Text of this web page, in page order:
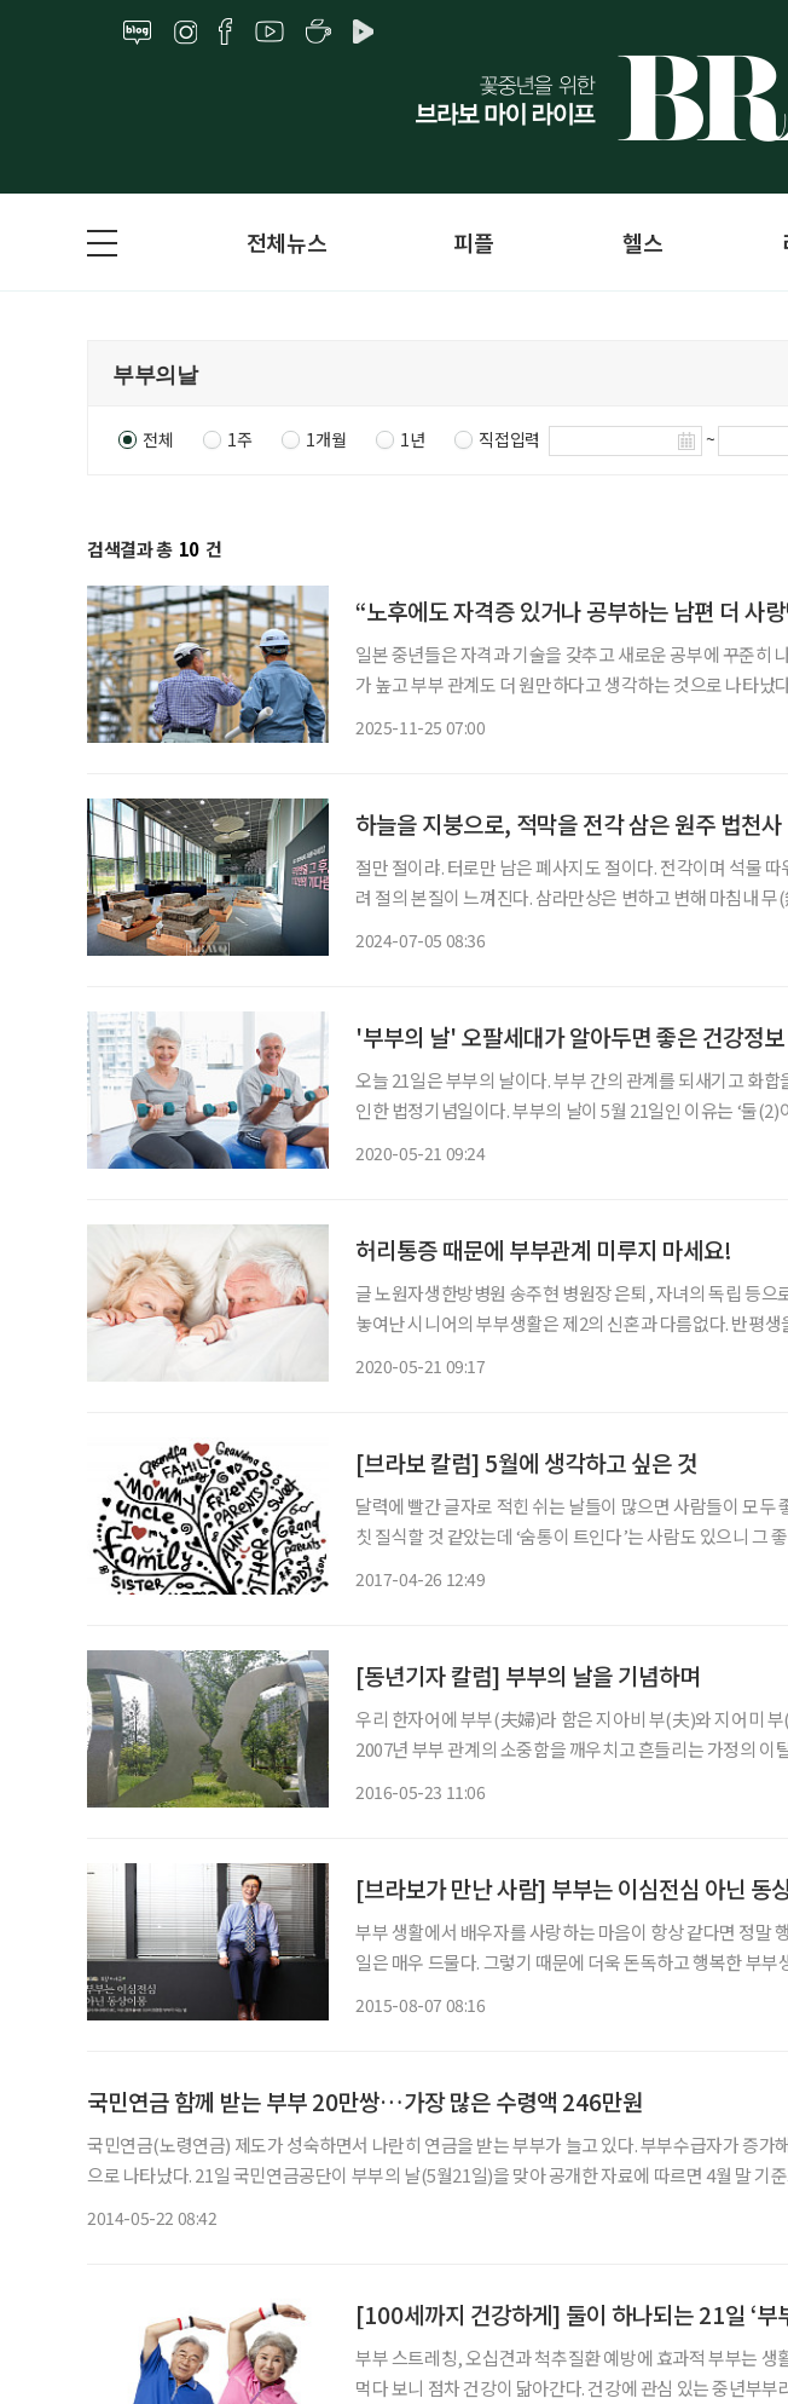
전체뉴스 피플 헬스
전체 1주 1개월 1년 직접입력 ~
검색결과 총 10 건
“노후에도 자격증 있거나 공부하는 남편 더 사
일본 중년들은 자격과 기술을 갖추고 새로운 공부에 꾸준히
가 높고 부부 관계도 더 원만하다고 생각하는 것으로 나타났
2025-11-25 07:00
하늘을 지붕으로, 적막을 전각 삼은 원주 법천
절만 절이랴. 터로만 남은 폐사지도 절이다. 전각이며 석물
려 절의 본질이 느껴진다. 삼라만상은 변하고 변해 마침내 무
2024-07-05 08:36
'부부의 날' 오팔세대가 알아두면 좋은 건강정보
오늘 21일은 부부의 날이다. 부부 간의 관계를 되새기고 화
인한 법정기념일이다. 부부의 날이 5월 21일인 이유는 ‘둘
2020-05-21 09:24
허리통증 때문에 부부관계 미루지 마세요!
글 노원자생한방병원 송주현 병원장 은퇴, 자녀의 독립 등으로 그동안 짊어졌던 의무로부터
놓여난 시니어의 부부생활은 제2의 신혼과 다름없다. 반평
2020-05-21 09:17
[브라보 칼럼] 5월에 생각하고 싶은 것
달력에 빨간 글자로 적힌 쉬는 날들이 많으면 사람들이 모두
칫 질식할 것 같았는데 ‘숨통이 트인다’는 사람도 있으니 그
2017-04-26 12:49
[동년기자 칼럼] 부부의 날을 기념하며
우리 한자어에 부부(夫婦)라 함은 지아비 부(夫)와 지어미 부(婦)를 뜻
2007년 부부 관계의 소중함을 깨우치고 흔들리는 가정의 이
2016-05-23 11:06
[브라보가 만난 사람] 부부는 이심전심 아닌 동
부부 생활에서 배우자를 사랑하는 마음이 항상 같다면 정말
일은 매우 드물다. 그렇기 때문에 더욱 돈독하고 행복한 부
2015-08-07 08:16
국민연금 함께 받는 부부 20만쌍…가장 많은 수령액 246만원
국민연금(노령연금) 제도가 성숙하면서 나란히 연금을 받는 부부가 늘고 있다. 부부수급자가 증가해 현재는 20만쌍에 육박하는 것
으로 나타났다. 21일 국민연금공단이 부부의 날(5월21일)을 맞아 공개한 자료에 따르면 4월 말 기준으로 국민연금 부부수급자는
2014-05-22 08:42
부부 스트레칭, 오십견과 척추질환 예방에 효과적 부부는 생활 리듬이 비슷하고 같은 음식을
먹다 보니 점차 건강이 닮아간다. 건강에 관심 있는 중년부부